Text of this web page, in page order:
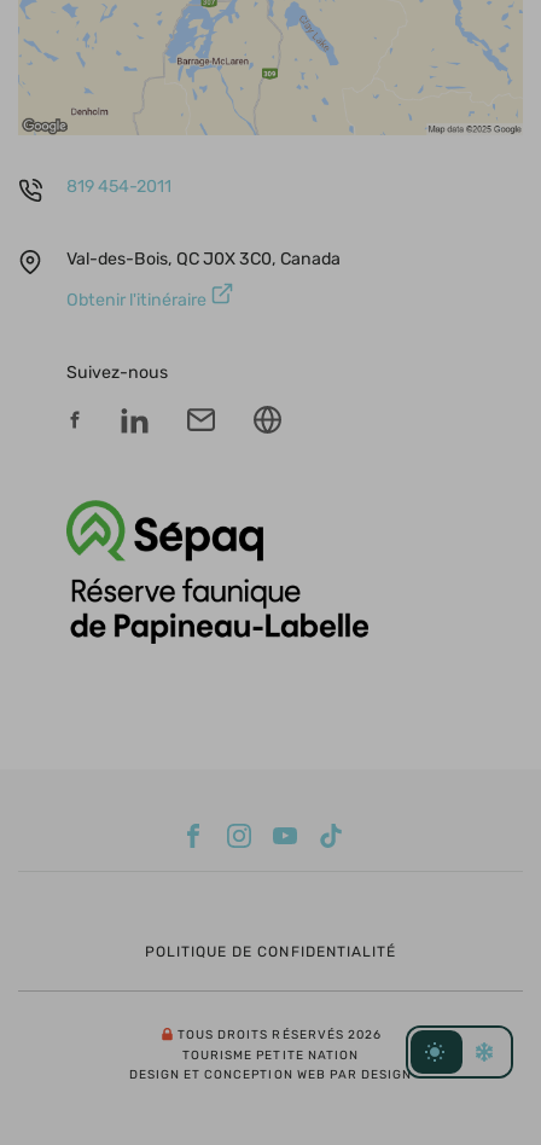
819 454-2011
Val-des-Bois, QC J0X 3C0, Canada
Obtenir l'itinéraire
Suivez-nous
TOUS DROITS RÉSERVÉS 2026
TOURISME PETITE NATION
DESIGN ET CONCEPTION WEB PAR DESIGN
POLITIQUE DE CONFIDENTIALITÉ